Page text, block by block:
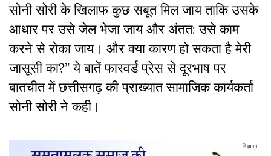
सोनी सोरी के खिलाफ कुछ सबूत मिल जाय ताकि उसके
आधार पर उसे जेल भेजा जाय और अंतत: उसे काम
करने से रोका जाय। और क्या कारण हो सकता है मेरी
जासूसी का?” ये बातें फारवर्ड प्रेस से दूरभाष पर
बातचीत में छत्तीसगढ़ की प्राख्यात सामाजिक कार्यकर्ता
सोनी सोरी ने कही।